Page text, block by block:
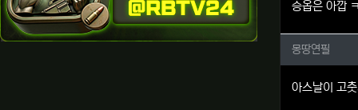
승옵은 아깝 ㅋ
몽땅연
몽땅연필
아스날이 고